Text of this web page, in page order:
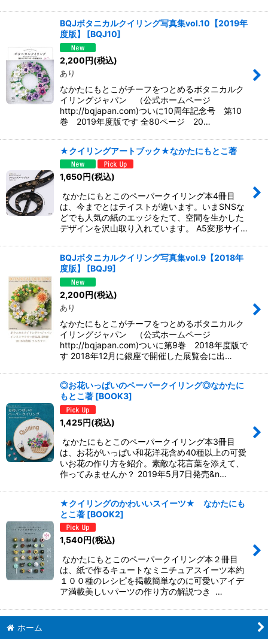
BQJボタニカルクイリング写真集vol.10【2019年
度版】
[BQJ10]
2,200円(税込)
あり
なかたにもとこがチーフをつとめるボタニカルク
イリングジャパン （公式ホームページ
http://bqjapan.com)ついに10周年記念号 第10
巻 2019年度版です 全80ページ 20…
★クイリングアートブック★なかたにもとこ著
1,650円(税込)
なかたにもとこのペーパークイリング本4冊目
は、今までとはテイストが違います。いまSNSな
どでも人気の紙のエッジをたて、空間を生かした
デザインを沢山取り入れています。 A5変形サイ…
BQJボタニカルクイリング写真集vol.9【2018年
度版】
[BQJ9]
2,200円(税込)
あり
なかたにもとこがチーフをつとめるボタニカルク
イリングジャパン （公式ホームページ
http://bqjapan.com)ついに第9巻 2018年度版で
す 2018年12月に銀座で開催した展覧会に出…
◎お花いっぱいのペーパークイリング◎なかたに
もとこ著 [BOOK3]
1,425円(税込)
なかたにもとこのペーパークイリング本3冊目
は、お花がいっぱい和花洋花含め40種以上の可愛
いお花の作り方を紹介。素敵な花言葉を添えて、
作ってみませんか？ 2019年5月7日発売&n…
★クイリングのかわいいスイーツ★ なかたにも
とこ著 [BOOK2]
1,540円(税込)
なかたにもとこのペーパークイリング本２冊目
は、紙で作るキュートなミニチュアスイーツ本約
１００種のレシピを掲載簡単なのに可愛いアイデ
ア満載美しいパーツの作り方の解説つき …
ホーム